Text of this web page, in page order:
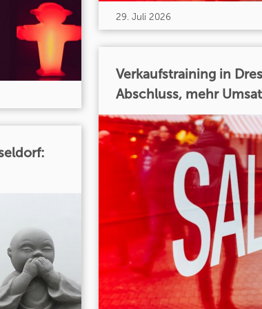
29. Juli 2026
Verkaufstraining in
Abschluss, mehr